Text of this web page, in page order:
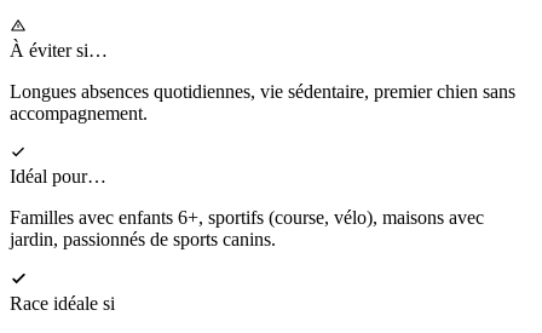
À éviter si…
Longues absences quotidiennes, vie sédentaire, premier chien sans
accompagnement.
Idéal pour…
Familles avec enfants 6+, sportifs (course, vélo), maisons avec
jardin, passionnés de sports canins.
Race idéale si